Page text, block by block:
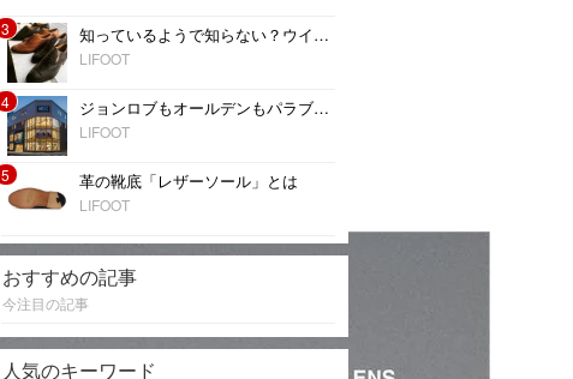
3 知っているようで知らない？ウイングチップシューズのこと
LIFOOT
4 ジョンロブもオールデンもパラブーツも！名古屋の靴店「NEXT FOCUS」がスゴイ！！
LIFOOT
5 革の靴底「レザーソール」とは
LIFOOT
おすすめの記事
今注目の記事
人気のキーワード